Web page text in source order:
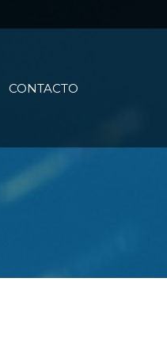
CONTACTO